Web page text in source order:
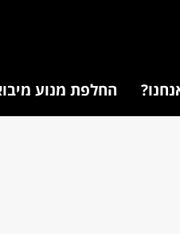
החלפת מנוע